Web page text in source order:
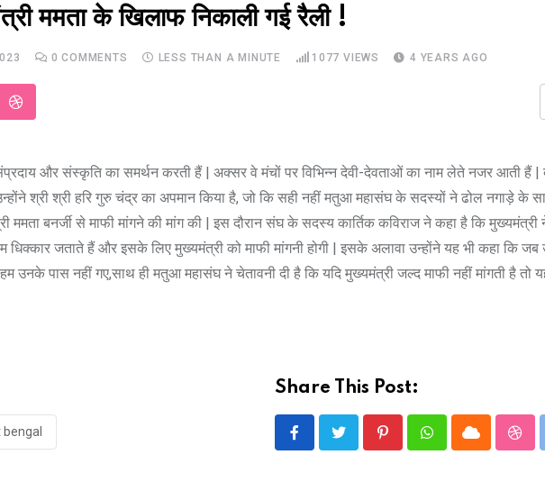
ममता के खिलाफ निकाली गई रैली !
0 COMMENTS LESS THAN A MINUTE 1077 VIEWS 4 YEARS AGO
StumbleUpon
और संस्कृति का समर्थन करती हैं | अक्सर वे मंचों पर विभिन्न देवी-देवताओं का नाम लेते नजर आती हैं
श्री श्री हरि गुरु चंद्र का अपमान किया है, जो कि सही नहीं मतुआ महासंघ के सदस्यों ने ढोल नगाड़े के
बनर्जी से माफी मांगने की मांग की | इस दौरान संघ के सदस्य कार्तिक कविराज ने कहा है कि मुख्यमंत्री
धिक्कार जताते हैं और इसके लिए मुख्यमंत्री को माफी मांगनी होगी | इसके अलावा उन्होंने यह भी कहा कि
उनके पास नहीं गए,साथ ही मतुआ महासंघ ने चेतावनी दी है कि यदि मुख्यमंत्री जल्द माफी नहीं मांगती है तो
Share This Post:
PinterestWhatsappCloud